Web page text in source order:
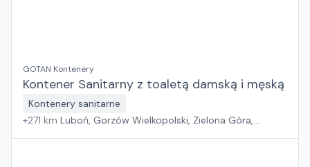
GOTAN Kontenery
Kontener Sanitarny z toaletą damską i męską
Kontenery sanitarne
+271 km Luboń, Gorzów Wielkopolski, Zielona Góra,